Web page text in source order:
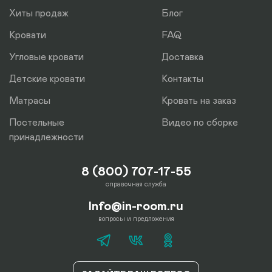
Хиты продаж
Кровати
Угловые кровати
Детские кровати
Матрасы
Постельные
принадлежности
Блог
FAQ
Доставка
Контакты
Кровать на заказ
Видео по сборке
8 (800) 707-17-55
справочная служба
Info@in-room.ru
вопросы и предложения